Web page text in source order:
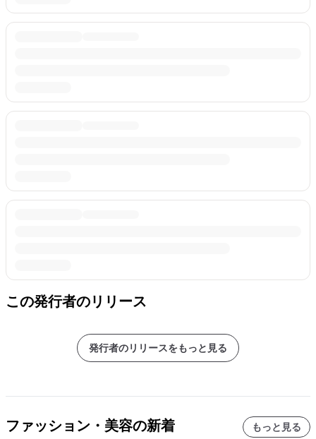
この発行者のリリース
発行者のリリースをもっと見る
ファッション・美容の新着 もっと見る